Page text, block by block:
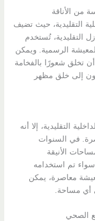
من الأناقة
التقليدية، حيث تضيف
التقليدية، تُستخدم
الرسمية. ويمكن
أن تخلق شعورًا بالفخامة
إلى خلق مظهر
التقليدية، إلا أنه
في السنوات
الأنيقة
تم استخدامه
معاصرة، يمكن
أي مساحة.
الصحي